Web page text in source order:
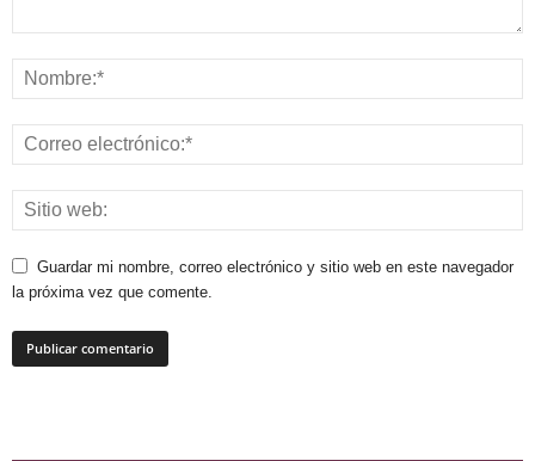
Guardar mi nombre, correo electrónico y sitio web en este navegador
la próxima vez que comente.